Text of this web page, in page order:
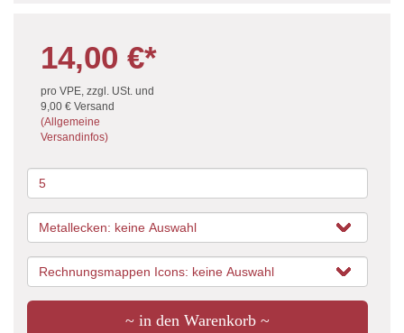
14,00 €*
pro VPE, zzgl. USt. und
9,00 € Versand
(Allgemeine
Versandinfos)
~ in den Warenkorb ~